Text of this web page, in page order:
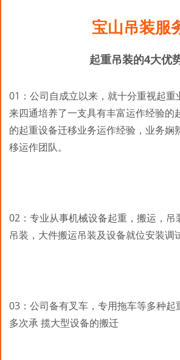
宝山吊装服
起重吊装的4大优
01：公司自成立以来，就十分重视起重
来四通培养了一支具有丰富运作经验的
的起重设备迁移业务运作经验，业务娴
移运作团队。
02：专业从事机械设备起重，搬运，吊
吊装，大件搬运吊装及设备就位安装调
03：公司备有叉车，专用拖车等多种起
多次承 揽大型设备的搬迁